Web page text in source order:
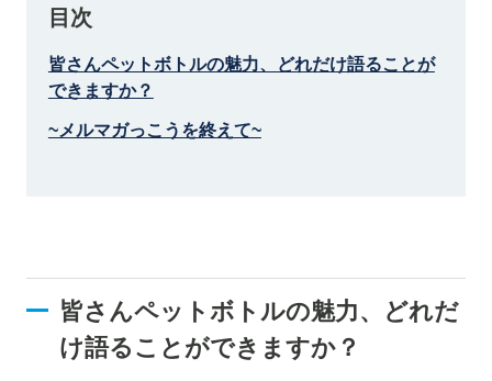
目次
皆さんペットボトルの魅力、どれだけ語ることが
できますか？
~メルマガっこうを終えて~
皆さんペットボトルの魅力、どれだ
け語ることができますか？